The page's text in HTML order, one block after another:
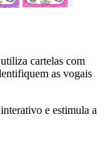
cartelas com
as vogais
e estimula a